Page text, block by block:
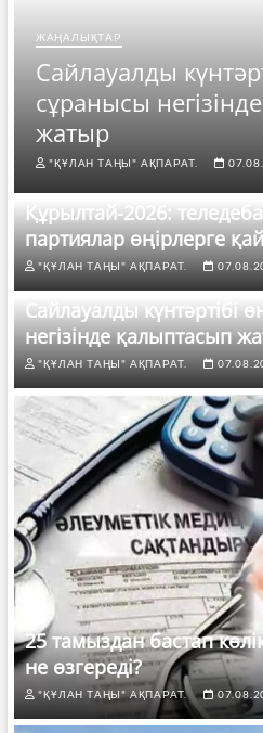
ЖАҢАЛЫҚТАР
Сайлауалды
сұранысы
жатыр
"ҚҰЛАН ТАҢЫ" АҚПАРАТ.
Құрылтай-2026:
партиялар өңірлерге
"ҚҰЛАН ТАҢЫ" АҚПАРАТ.
Сайлауалды күнтәртібі
негізінде қалыптасып
"ҚҰЛАН ТАҢЫ" АҚПАРАТ.
25 тамыздан бастап
не өзгереді?
"ҚҰЛАН ТАҢЫ" АҚПАРАТ.